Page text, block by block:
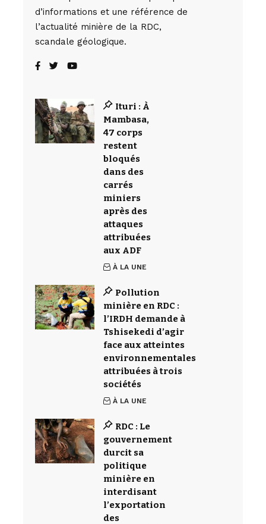
d’informations et une référence de
l’actualité minière de la RDC,
scandale géologique.
Ituri : À
Mambasa,
47 corps
restent
bloqués
dans des
carrés
miniers
après des
attaques
attribuées
aux ADF
À LA UNE
Pollution
minière en RDC :
l’IRDH demande à
Tshisekedi d’agir
face aux atteintes
environnementales
attribuées à trois
sociétés
À LA UNE
RDC : Le
gouvernement
durcit sa
politique
minière en
interdisant
l’exportation
des